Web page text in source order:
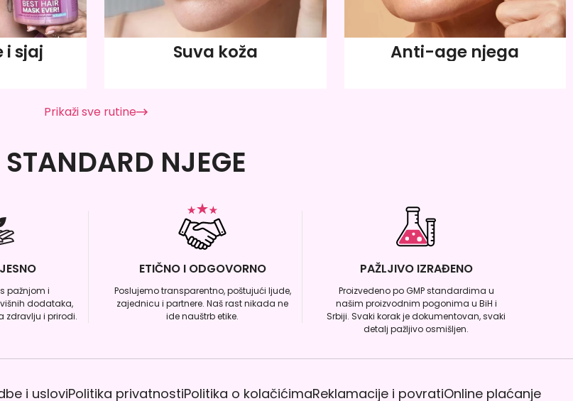
i sjaj Suva koža Anti-age njega
Prikaži sve rutine
STANDARD NJEGE
pažnjom i
dodataka,
zdravlju i prirodi.
ETIČNO I ODGOVORNO
Poslujemo transparentno, poštujući ljude,
zajednicu i partnere. Naš rast nikada ne
ide nauštrb etike.
PAŽLJIVO IZRAĐENO
Proizvedeno po GMP standardima u
našim proizvodnim pogonima u BiH i
Srbiji. Svaki korak je dokumentovan, svaki
detalj pažljivo osmišljen.
i usloviPolitika privatnostiPolitika o kolačićimaReklamacije i povratiOnline plaćanje